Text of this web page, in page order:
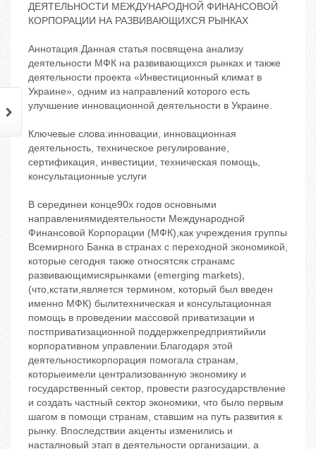
ДЕЯТЕЛЬНОСТИ МЕЖДУНАРОДНОЙ ФИНАНСОВОЙ
КОРПОРАЦИИ НА РАЗВИВАЮЩИХСЯ РЫНКАХ
Аннотация.Данная статья посвящена анализу
деятельности МФК на развивающихся рынках и также
деятельности проекта «Инвестиционный климат в
Украине», одним из направлений которого есть
улучшение инновационной деятельности в Украине.
Ключевые слова:инновации, инновационная
деятельность, техническое регулирование,
сертификация, инвестиции, техническая помощь,
консультационные услуги
В сeрединеи конце90х годов основными
направлениямидеятельности Международной
Финансовой Корпорации (МФК),как учреждения группы
Всемирного Банка в странах с переходной экономикой,
которые сегодня также относятсяк странамс
развивающимисярынками (emerging markets),
(что,кстати,является термином, который был введен
именно МФК) былитехническая и консультационная
помощь в проведении массовой приватизации и
постприватизационной поддержкепредприятийили
корпоративном управлении.Благодаря этой
деятельностикорпорация помогала странам,
которыеимели централизованную экономику и
государственный сектор, провести разгосударствление
и создать частный сектор экономики, что было первым
шагом в помощи странам, ставшим на путь развития к
рынку. Впоследствии акценты изменились и
насталновый этап в деятельности организации, а